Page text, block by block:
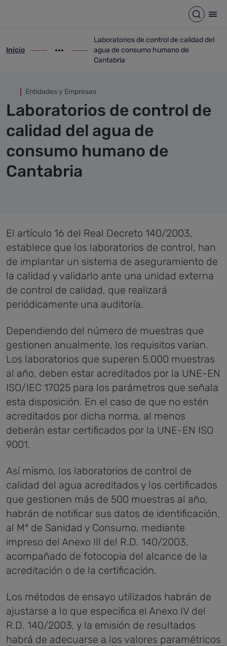
Laboratorios de control deAbrir
ir-a inicio
Inicio
Mostrar opciones del camino de migas
ir-a Laboratorios de control de calidad
Laboratorios de control de calidad del
agua de consumo humano de
Cantabria
Entidades y Empresas
Laboratorios de control de
calidad del agua de
consumo humano de
Cantabria
El artículo 16 del Real Decreto 140/2003,
establece que los laboratorios de control, han
de implantar un sistema de aseguramiento de
la calidad y validarlo ante una unidad externa
de control de calidad, que realizará
periódicamente una auditoría.
Dependiendo del número de muestras que
gestionen anualmente, los requisitos varían.
Los laboratorios que superen 5.000 muestras
al año, deben estar acreditados por la UNE-EN
ISO/IEC 17025 para los parámetros que señala
esta disposición. En el caso de que no estén
acreditados por dicha norma, al menos
deberán estar certificados por la UNE-EN ISO
9001.
Así mismo, los laboratorios de control de
calidad del agua acreditados y los certificados
que gestionen más de 500 muestras al año,
habrán de notificar sus datos de identificación,
al Mº de Sanidad y Consumo, mediante
impreso del Anexo III del R.D. 140/2003,
acompañado de fotocopia del alcance de la
acreditación o de la certificación.
Los métodos de ensayo utilizados habrán de
ajustarse a lo que especifica el Anexo IV del
R.D. 140/2003, y la emisión de resultados
habrá de adecuarse a los valores paramétricos